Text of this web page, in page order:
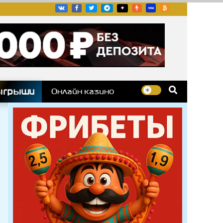
Онлайн казино